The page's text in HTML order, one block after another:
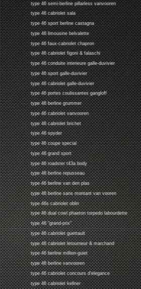
type 46 semi-berline pillarless vanvooren
type 46 cabriolet sala
type 46 sport berline castagna
type 46 limousine belvalette
type 46 faux-cabriolet chapron
type 46 cabriolet figoni & falaschi
type 46 conduite interieure galle-duvivier
type 46 sport galle-duvivier
type 46 cabriolet galle-duvivier
type 46 portes coulissantes gangloff
type 46 berline grummer
type 46 cabriolet vanvooren
type 46 cabriolet brichet
type 46 spyder
type 46 coupe special
type 46 grand sport
type 46 roadster t43a body
type 46 berline repusseau
type 46 berline van den plas
type 46 berline sans montant van vooren
type 46s cabriolet oblin
type 46 dual cowl phaeton torpedo labourdette
type 46 "grand-prix"
type 46 cabriolet guettault
type 46 cabriolet letourneur & marchand
type 46 berline million-guiet
type 46 berline vanvooren
type 46 cabriolet concours d'elegance
type 46 cabriolet kellner